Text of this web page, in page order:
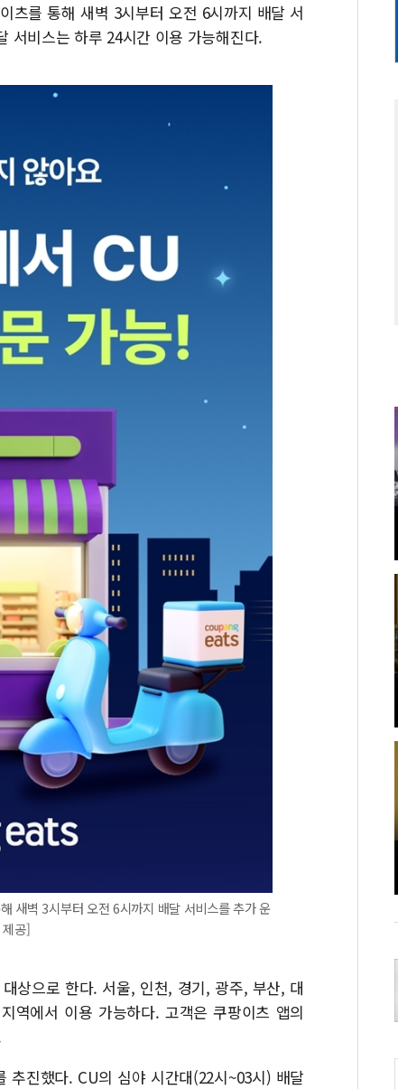
츠를 통해 새벽 3시부터 오전 6시까지 배달 서
서비스는 하루 24시간 이용 가능해진다.
새벽 3시부터 오전 6시까지 배달 서비스를 추가 운
공]
상으로 한다. 서울, 인천, 경기, 광주, 부산, 대
역에서 이용 가능하다. 고객은 쿠팡이츠 앱의
진했다. CU의 심야 시간대(22시~03시) 배달